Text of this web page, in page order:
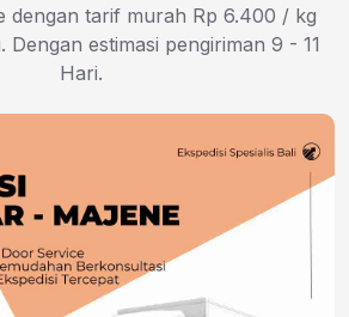
dengan tarif murah Rp 6.400 / kg
Dengan estimasi pengiriman 9 - 11
Hari.